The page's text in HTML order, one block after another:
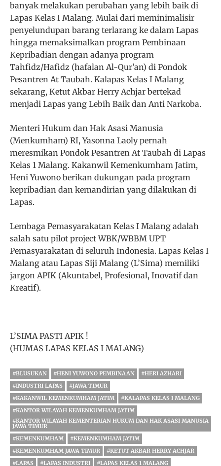
banyak melakukan perubahan yang lebih baik di
Lapas Kelas I Malang. Mulai dari meminimalisir
penyelundupan barang terlarang ke dalam Lapas
hingga memaksimalkan program Pembinaan
Kepribadian dengan adanya program
Tahfidz/Hafidz (hafalan Al-Qur’an) di Pondok
Pesantren At Taubah. Kalapas Kelas I Malang
sekarang, Ketut Akbar Herry Achjar bertekad
menjadi Lapas yang Lebih Baik dan Anti Narkoba.
Menteri Hukum dan Hak Asasi Manusia
(Menkumham) RI, Yasonna Laoly pernah
meresmikan Pondok Pesantren At Taubah di Lapas
Kelas 1 Malang. Kakanwil Kemenkumham Jatim,
Heni Yuwono berikan dukungan pada program
kepribadian dan kemandirian yang dilakukan di
Lapas.
Lembaga Pemasyarakatan Kelas I Malang adalah
salah satu pilot project WBK/WBBM UPT
Pemasyarakatan di seluruh Indonesia. Lapas Kelas I
Malang atau Lapas Siji Malang (L’Sima) memiliki
jargon APIK (Akuntabel, Profesional, Inovatif dan
Kreatif).
L’SIMA PASTI APIK !
(HUMAS LAPAS KELAS I MALANG)
#BLUSUKAN #HENI YUWONO PEMBINAAN
#HERI AZHARI
#INDUSTRI LAPAS
#JAWA TIMUR
#KAKANWIL KEMENKUMHAM JATIM
#KALAPAS KELAS I MALANG
#KANTOR WILAYAH KEMENKUMHAM JATIM
#KANTOR WILAYAH KEMENTERIAN HUKUM DAN HAK ASASI MANUSIA
JAWA TIMUR
#KEMENKUMHAM
#KEMENKUMHAM JATIM
#KEMENKUMHAM JAWA TIMUR
#KETUT AKBAR HERRY ACHJAR
#LAPAS
#LAPAS INDUSTRI #LAPAS KELAS 1 MALANG